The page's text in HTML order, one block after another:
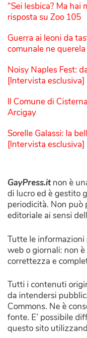
“Sei lesbica? Ma hai
risposta su Zoo 105
Guerra ai leoni da
comunale ne
Noisy Naples Fest:
[Intervista esclusiva]
Il Comune di
Arcigay
Sorelle Galassi: la
[Intervista esclusiva]
GayPress.itnon è
di lucro ed è gestito
periodicità. Non
editoriale ai sensi
Tutte le
web o giornali: non
correttezza e
Tutti i contenuti
da intendersi
Commons. Ne è
fonte. E’ possibile
questo sito